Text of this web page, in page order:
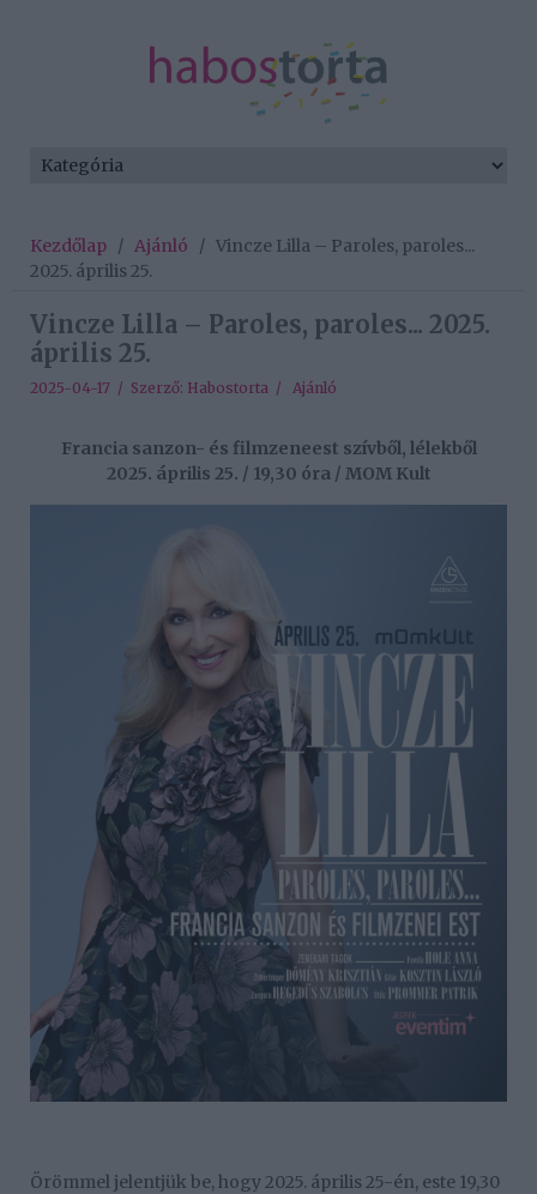
Kezdőlap / Ajánló / Vincze Lilla – Paroles, paroles...
2025. április 25.
Vincze Lilla – Paroles, paroles... 2025.
április 25.
2025-04-17 / Szerző: Habostorta / Ajánló
Francia sanzon- és filmzeneest szívből, lélekből
2025. április 25. / 19,30 óra / MOM Kult
Örömmel jelentjük be, hogy 2025. április 25-én, este 19,30